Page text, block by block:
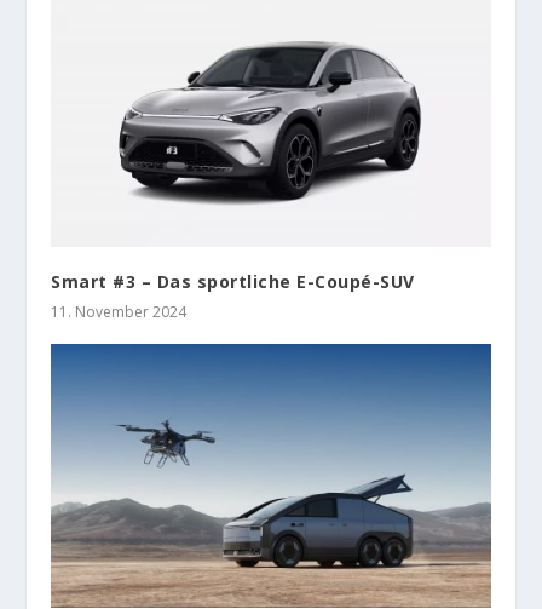
Smart #3 – Das sportliche E-Coupé-SUV
11. November 2024